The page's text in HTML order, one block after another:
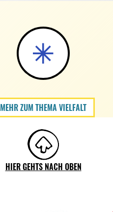
MEHR ZUM THEMA VIELFALT
HIER GEHTS NACH OBEN